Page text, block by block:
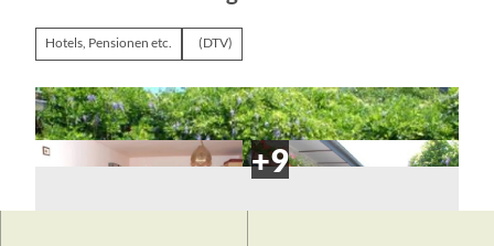
Hotels, Pensionen etc. (DTV)